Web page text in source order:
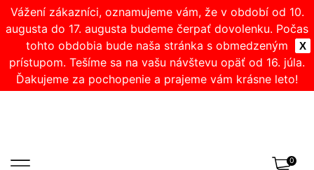
X
Vážení zákazníci, oznamujeme vám, že v období od 10.
augusta do 17. augusta budeme čerpať dovolenku. Počas
tohto obdobia bude naša stránka s obmedzeným
prístupom. Tešíme sa na vašu návštevu opäť od 16. júla.
Ďakujeme za pochopenie a prajeme vám krásne leto!
0